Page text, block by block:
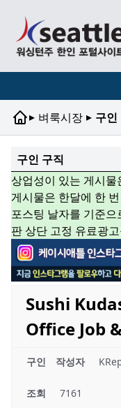
▸ 벼룩시장 ▸ 구인
구인 구직
상업성이 있는 게시
게시물은 한달에 한
포스팅 날자를 기준
판 상단 고정 유료광
Sushi
Office Job
구인 작성자
조회 7161